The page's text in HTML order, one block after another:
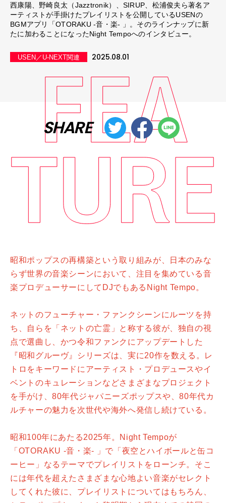
西康陽、野崎良太（Jazztronik）、SIRUP、松浦俊夫ら著名ア
ーティストが手掛けたプレイリストを公開しているUSENの
BGMアプリ「OTORAKU -音・楽- 」。そのラインナップに新
たに加わることになったNight Tempoへのインタビュー。
USEN／U-NEXT関連 2025.08.01
SHARE
昭和ポップスの再構築という取り組みが、日本のみな
らず世界の音楽シーンにおいて、注目を集めている音
楽プロデューサーにしてDJでもあるNight Tempo。
ネットのフューチャー・ファンクシーンにルーツを持
ち、自らを「ネットの亡霊」と称する彼が、独自の視
点で選曲し、かつ令和ファンクにアップデートした
『昭和グルーヴ』シリーズは、実に20作を数える。レ
トロをキーワードにアーティスト・プロデュースやイ
ベントのキュレーションなどさまざまなプロジェクト
を手がけ、80年代ジャパニーズポップスや、80年代カ
ルチャーの魅力を次世代や海外へ発信し続けている。
昭和100年にあたる2025年。Night Tempoが
「OTORAKU -音・楽- 」で「夜空とハイボールと缶コ
ーヒー」なるテーマでプレイリストをローンチ。そこ
には年代を超えたさまざまな心地よい音楽がセレクト
してくれた彼に、プレイリストについてはもちろん、